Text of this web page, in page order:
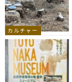
カルチャー